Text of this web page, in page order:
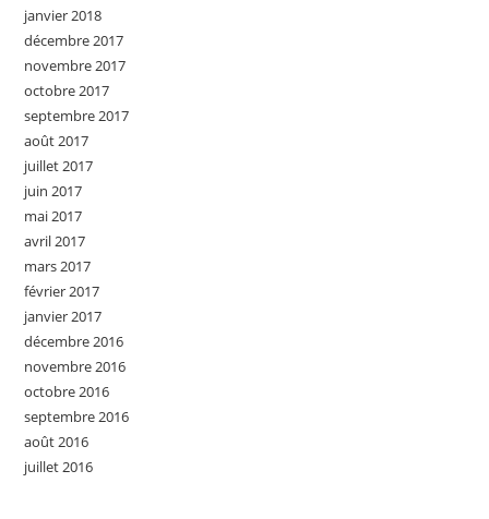
janvier 2018
décembre 2017
novembre 2017
octobre 2017
septembre 2017
août 2017
juillet 2017
juin 2017
mai 2017
avril 2017
mars 2017
février 2017
janvier 2017
décembre 2016
novembre 2016
octobre 2016
septembre 2016
août 2016
juillet 2016